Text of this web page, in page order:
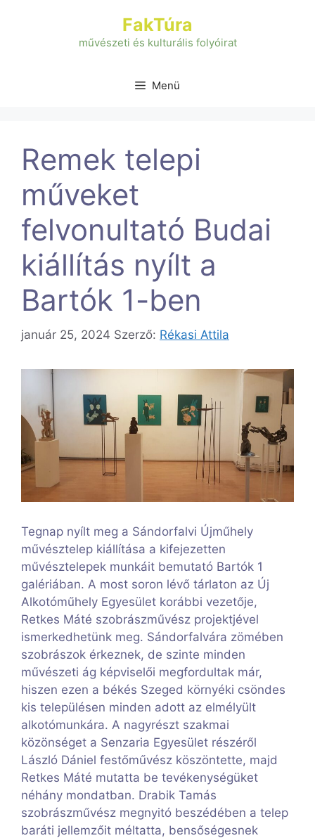
FakTúra
művészeti és kulturális folyóirat
Menü
Remek telepi
műveket
felvonultató Budai
kiállítás nyílt a
Bartók 1-ben
január 25, 2024 Szerző: Rékasi Attila
Tegnap nyílt meg a Sándorfalvi Újműhely
művésztelep kiállítása a kifejezetten
művésztelepek munkáit bemutató Bartók 1
galériában. A most soron lévő tárlaton az Új
Alkotóműhely Egyesület korábbi vezetője,
Retkes Máté szobrászművész projektjével
ismerkedhetünk meg. Sándorfalvára zömében
szobrászok érkeznek, de szinte minden
művészeti ág képviselői megfordultak már,
hiszen ezen a békés Szeged környéki csöndes
kis településen minden adott az elmélyült
alkotómunkára. A nagyrészt szakmai
közönséget a Senzaria Egyesület részéről
László Dániel festőművész köszöntette, majd
Retkes Máté mutatta be tevékenységüket
néhány mondatban. Drabik Tamás
szobrászművész megnyitó beszédében a telep
baráti jellemzőit méltatta, bensőségesnek